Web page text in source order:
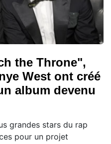
the Throne",
West ont créé
album devenu
grandes stars du rap
pour un projet